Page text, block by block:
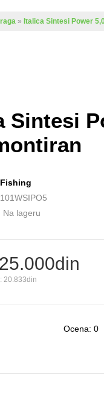
» Italica Sintesi Power
Sintesi
Na lageru
20.833din
Ocena: 0